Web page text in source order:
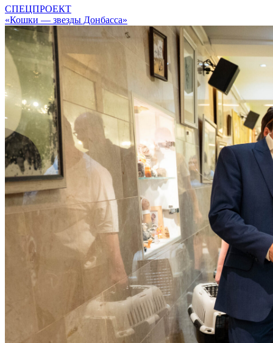
СПЕЦПРОЕКТ
«Кошки — звезды Донбасса»